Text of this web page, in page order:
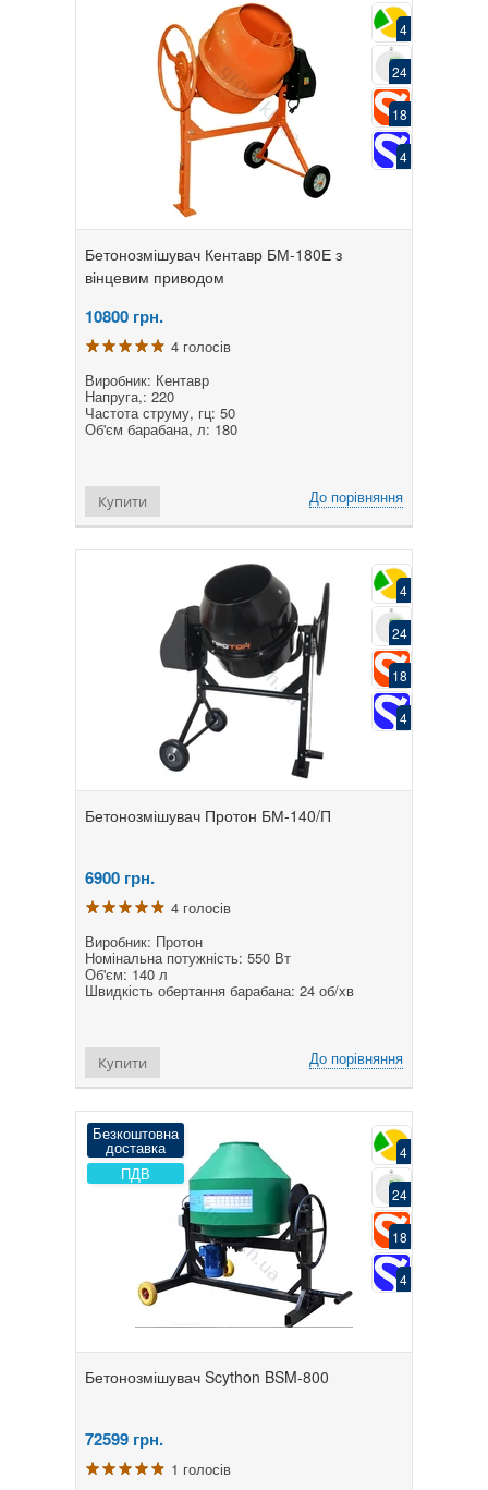
4
24
18
4
Бетонозмішувач Кентавр БМ-180Е з
вінцевим приводом
10800 грн.
4 голосів
Виробник: Кентавр
Напруга,: 220
Частота струму, гц: 50
Об'єм барабана, л: 180
До порівняння
Купити
4
24
18
4
Бетонозмішувач Протон БМ-140/П
6900 грн.
4 голосів
Виробник: Протон
Номінальна потужність: 550 Вт
Об'єм: 140 л
Швидкість обертання барабана: 24 об/хв
До порівняння
Купити
Безкоштовна
доставка
ПДВ
4
24
18
4
Бетонозмішувач Scython BSM-800
72599 грн.
1 голосів